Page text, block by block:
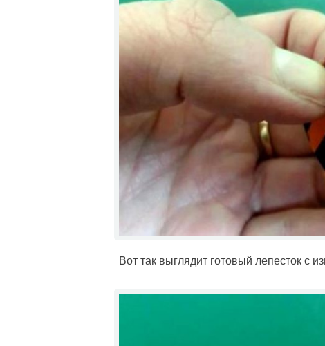
Вот так выглядит готовый лепесток с